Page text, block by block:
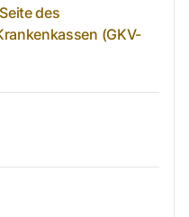
des
(GKV-